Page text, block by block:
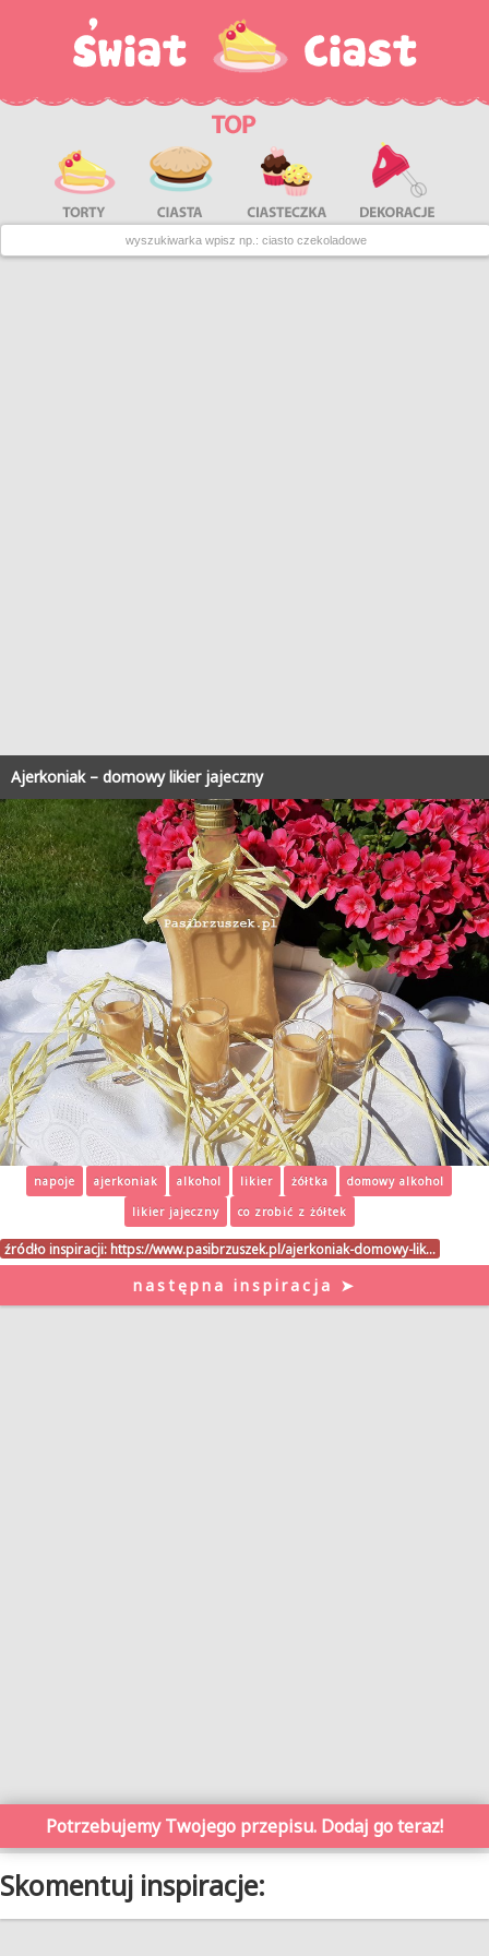
Ajerkoniak – domowy likier jajeczny
napoje ajerkoniak alkohol likier żółtka
domowy alkohol
likier jajeczny
co zrobić z żółtek
źródło inspiracji: https://www.pasibrzuszek.pl/ajerkoniak-domowy-lik…
następna inspiracja ➤
Potrzebujemy Twojego przepisu. Dodaj go teraz!
Skomentuj inspiracje: